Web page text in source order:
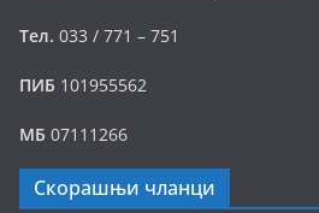
Тел. 033 / 771 – 751
ПИБ 101955562
МБ 07111266
Скорашњи чланци